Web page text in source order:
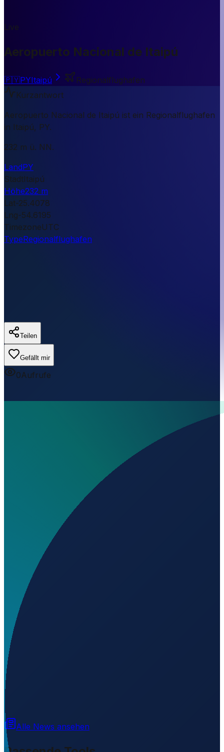
Live
Aeropuerto Nacional de Itaipú
🇵🇾PYItaipú
Regionalflughafen
Kurzantwort
Aeropuerto Nacional de Itaipú ist ein Regionalflughafen
in Itaipú, PY.
232 m ü. NN.
LandPY
StadtItaipú
Höhe232 m
Lat-25.4078
Lng-54.6195
TimezoneUTC
TypeRegionalflughafen
Teilen
Gefällt mir
0Aufrufe
Wo liegt Aeropuerto Nacional de Itaipú?
Itaipú?
Wird geladen...
Alle News ansehen